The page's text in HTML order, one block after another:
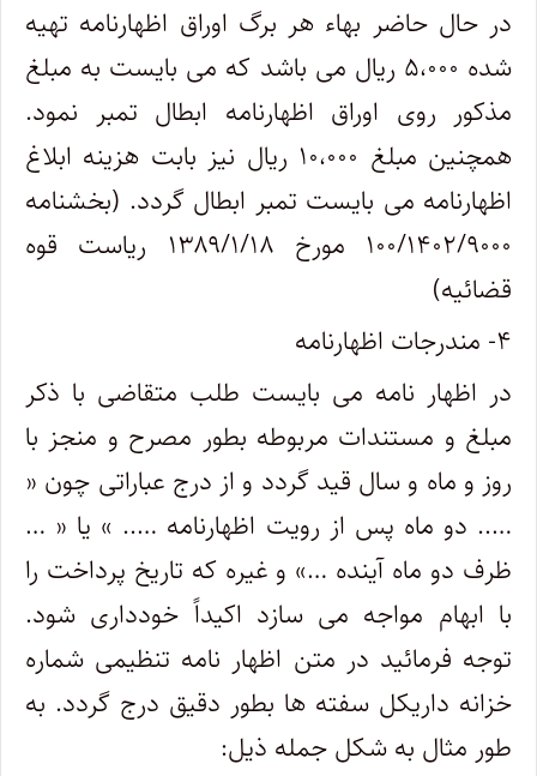
در حال حاضر بهاء هر برگ اوراق اظهارنامه تهیه
شده ۵،۰۰۰ ریال می باشد که می بایست به مبلغ
مذکور روی اوراق اظهارنامه ابطال تمبر نمود.
همچنین مبلغ ۱۰،۰۰۰ ریال نیز بابت هزینه ابلاغ
اظهارنامه می بایست تمبر ابطال گردد. (بخشنامه
۱۰۰/۱۴۰۲/۹۰۰۰ مورخ ۱۳۸۹/۱/۱۸ ریاست قوه
قضائیه)
۴- مندرجات اظهارنامه
در اظهار نامه می بایست طلب متقاضی با ذکر
مبلغ و مستندات مربوطه بطور مصرح و منجز با
روز و ماه و سال قید گردد و از درج عباراتی چون «
….. دو ماه پس از رویت اظهارنامه ….. » یا « …
ظرف دو ماه آینده …» و غیره که تاریخ پرداخت را
با ابهام مواجه می سازد اکیداً خودداری شود.
توجه فرمائید در متن اظهار نامه تنظیمی شماره
خزانه داریکل سفته ها بطور دقیق درج گردد. به
طور مثال به شکل جمله ذیل: